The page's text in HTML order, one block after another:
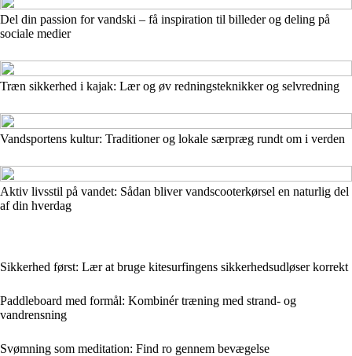
Del din passion for vandski – få inspiration til billeder og deling på
sociale medier
Træn sikkerhed i kajak: Lær og øv redningsteknikker og selvredning
Vandsportens kultur: Traditioner og lokale særpræg rundt om i verden
Aktiv livsstil på vandet: Sådan bliver vandscooterkørsel en naturlig del
af din hverdag
Sikkerhed først: Lær at bruge kitesurfingens sikkerhedsudløser korrekt
Paddleboard med formål: Kombinér træning med strand- og
vandrensning
Svømning som meditation: Find ro gennem bevægelse